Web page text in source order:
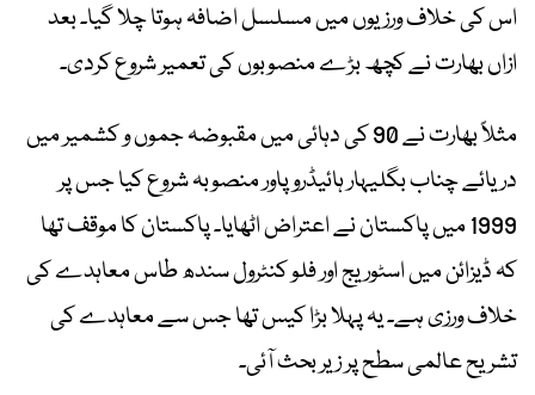
اس کی خلاف ورزیوں میں مسلسل اضافہ ہوتا چلا گیا۔ بعد
ازاں بھارت نے کچھ بڑے منصوبوں کی تعمیر شروع کردی۔
مثلاً بھارت نے 90 کی دہائی میں مقبوضہ جموں و کشمیر میں
دریائے چناب بگلیہار ہائیڈرو پاور منصوبہ شروع کیا جس پر
1999 میں پاکستان نے اعتراض اٹھایا۔ پاکستان کا موقف تھا
کہ ڈیزائن میں اسٹوریج اور فلو کنٹرول سندھ طاس معاہدے کی
خلاف ورزی ہے۔ یہ پہلا بڑا کیس تھا جس سے معاہدے کی
تشریح عالمی سطح پر زیر بحث آئی۔